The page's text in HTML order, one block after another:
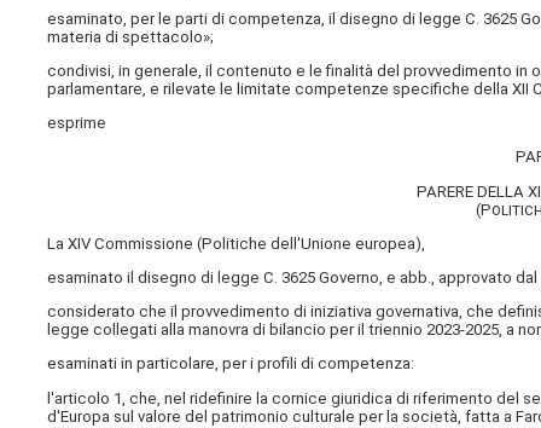
esaminato, per le parti di competenza, il disegno di legge C. 3625
materia di spettacolo»;
condivisi, in generale, il contenuto e le finalità del provvedimento
parlamentare, e rilevate le limitate competenze specifiche della XII
esprime
PARERE DELLA
La XIV Commissione (Politiche dell'Unione europea),
esaminato il disegno di legge C. 3625 Governo, e abb., approvato
considerato che il provvedimento di iniziativa governativa, che
legge collegati alla manovra di bilancio per il triennio 2023-2025, a
esaminati in particolare, per i profili di competenza:
l'articolo 1, che, nel ridefinire la cornice giuridica di riferimento del
d'Europa sul valore del patrimonio culturale per la società, fatta a